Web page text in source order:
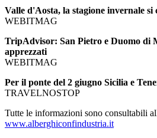
Valle d'Aosta, la stagione invernale si
WEBITMAG
TripAdvisor: San Pietro e Duomo di
apprezzati
WEBITMAG
Per il ponte del 2 giugno Sicilia e
TRAVELNOSTOP
Tutte le informazioni sono consultabili
www.alberghiconfindustria.it